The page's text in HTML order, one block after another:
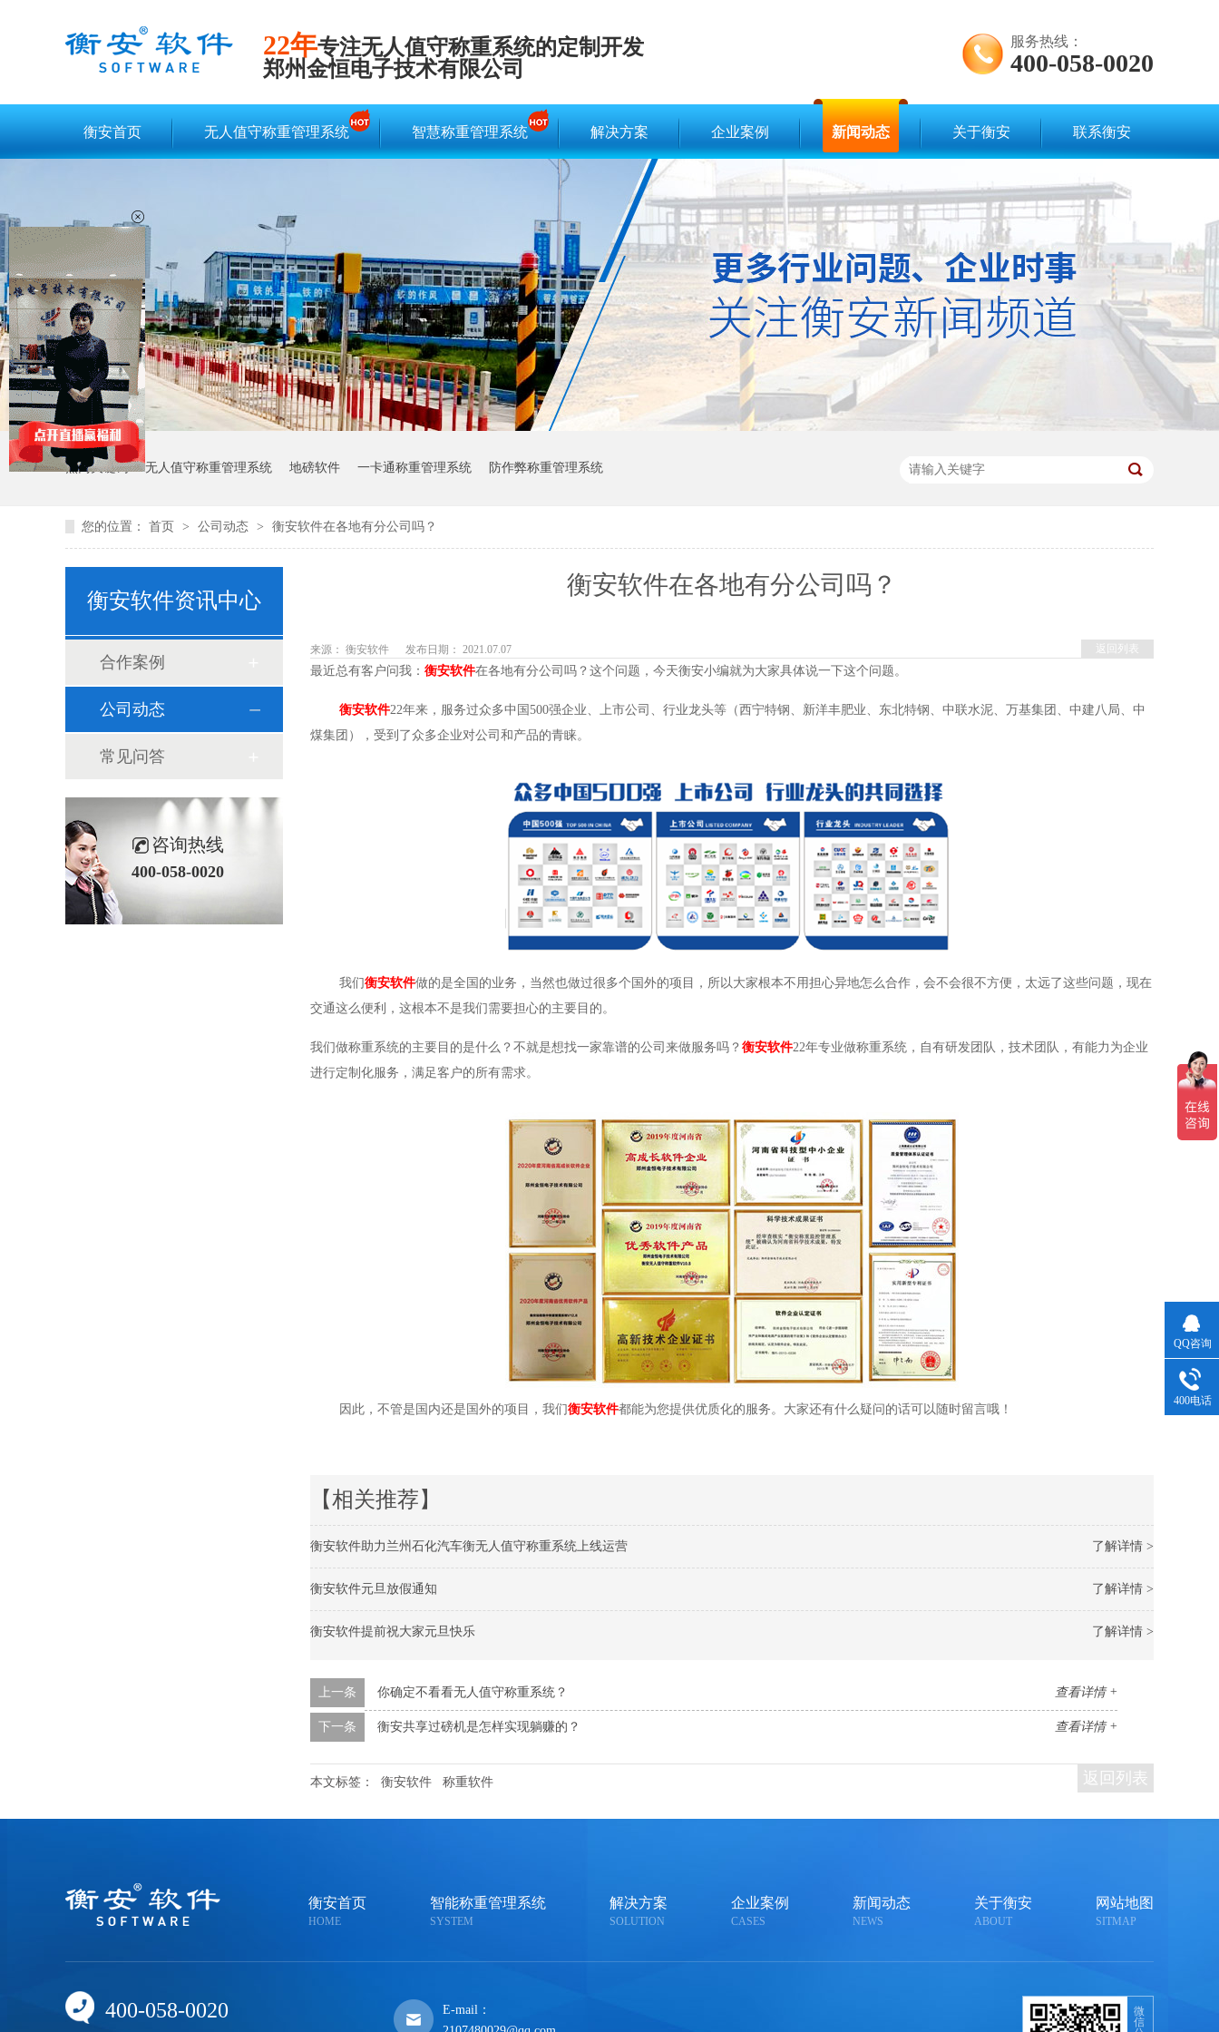
22年专注无人值守称重系统的定制开发
郑州金恒电子技术有限公司
服务热线：
400-058-0020
衡安首页 无人值守称重管理系统 智慧称重管理系统 解决方案 企业案例 新闻动态 关于衡安 联系衡安
热门关键词：无人值守称重管理系统 地磅软件 一卡通称重管理系统 防作弊称重管理系统
您的位置： 首页 > 公司动态 > 衡安软件在各地有分公司吗？
衡安软件在各地有分公司吗？
返回列表
来源： 衡安软件 发布日期： 2021.07.07
最近总有客户问我： 衡安软件在各地有分公司吗？这个问题，今天衡安小编就为大家具体说一下这个问题。
衡安软件22年来，服务过众多中国500强企业、上市公司、行业龙头等（西宁特钢、新洋丰肥业、东北特钢、中联水泥、万基集团、中建八局、中
煤集团），受到了众多企业对公司和产品的青睐。
我们衡安软件做的是全国的业务，当然也做过很多个国外的项目，所以大家根本不用担心异地怎么合作，会不会很不方便，太远了这些问题，现在
交通这么便利，这根本不是我们需要担心的主要目的。
我们做称重系统的主要目的是什么？不就是想找一家靠谱的公司来做服务吗？ 衡安软件22年专业做称重系统，自有研发团队，技术团队，有能力为企业
进行定制化服务，满足客户的所有需求。
因此，不管是国内还是国外的项目，我们衡安软件都能为您提供优质化的服务。大家还有什么疑问的话可以随时留言哦！
【相关推荐】
了解详情 >
衡安软件助力兰州石化汽车衡无人值守称重系统上线运营
了解详情 >
衡安软件元旦放假通知
了解详情 >
衡安软件提前祝大家元旦快乐
查看详情 +
上一条 你确定不看看无人值守称重系统？
查看详情 +
下一条 衡安共享过磅机是怎样实现躺赚的？
返回列表
本文标签： 衡安软件 称重软件
衡安软件资讯中心
合作案例
公司动态
常见问答
咨询热线
400-058-0020
衡安首页
HOME
智能称重管理系统
SYSTEM
解决方案
SOLUTION
企业案例
CASES
新闻动态
NEWS
关于衡安
ABOUT
网站地图
SITMAP
400-058-0020
E-mail：
微
信
QQ咨询
400电话